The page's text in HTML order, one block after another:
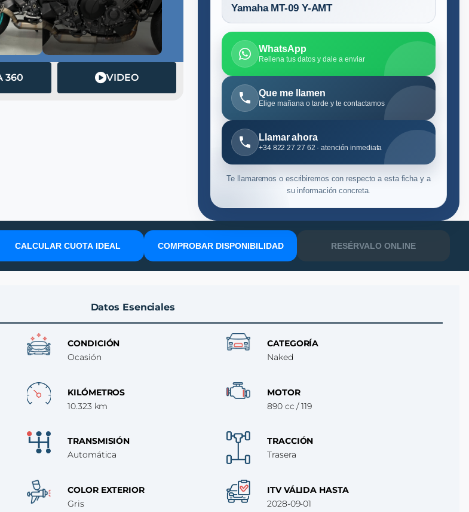
360 VIDEO
Yamaha MT-09 Y-AMT
WhatsApp
Rellena tus datos y dale a enviar
Que me llamen
Elige mañana o tarde y te contactamos
Llamar ahora
+34 822 27 27 62 · atención inmediata
Te llamaremos o escribiremos con respecto a esta ficha y a
su información concreta.
CALCULAR CUOTA IDEAL COMPROBAR DISPONIBILIDAD RESÉRVALO ONLINE
Datos Esenciales
CONDICIÓN
Ocasión
CATEGORÍA
Naked
KILÓMETROS
10.323 km
MOTOR
890 cc / 119
TRANSMISIÓN
Automática
TRACCIÓN
Trasera
COLOR EXTERIOR
Gris
ITV VÁLIDA HASTA
2028-09-01